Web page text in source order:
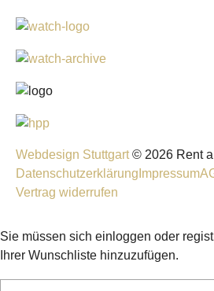
Webdesign Stuttgart © 2026 Rent
Datenschutzerklärung Impressum
Vertrag widerrufen
Sie müssen sich einloggen oder
Ihrer Wunschliste hinzuzufügen.
E-Mail